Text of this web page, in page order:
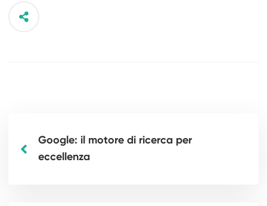
Google: il motore di ricerca per
eccellenza